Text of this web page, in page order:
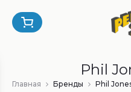
Phil
Главная Бренды Phil